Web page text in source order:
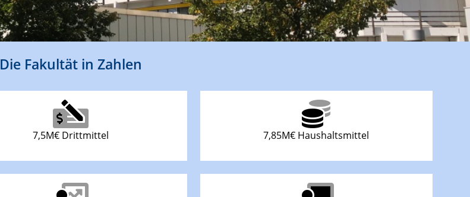
Die Fakultät in Zahlen
7,5M€ Drittmittel 7,85M€ Haushaltsmittel